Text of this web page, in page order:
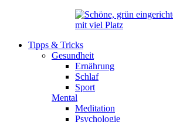
Tipps & Tricks
Gesundheit
Ernährung
Schlaf
Sport
Mental
Meditation
Psychologie